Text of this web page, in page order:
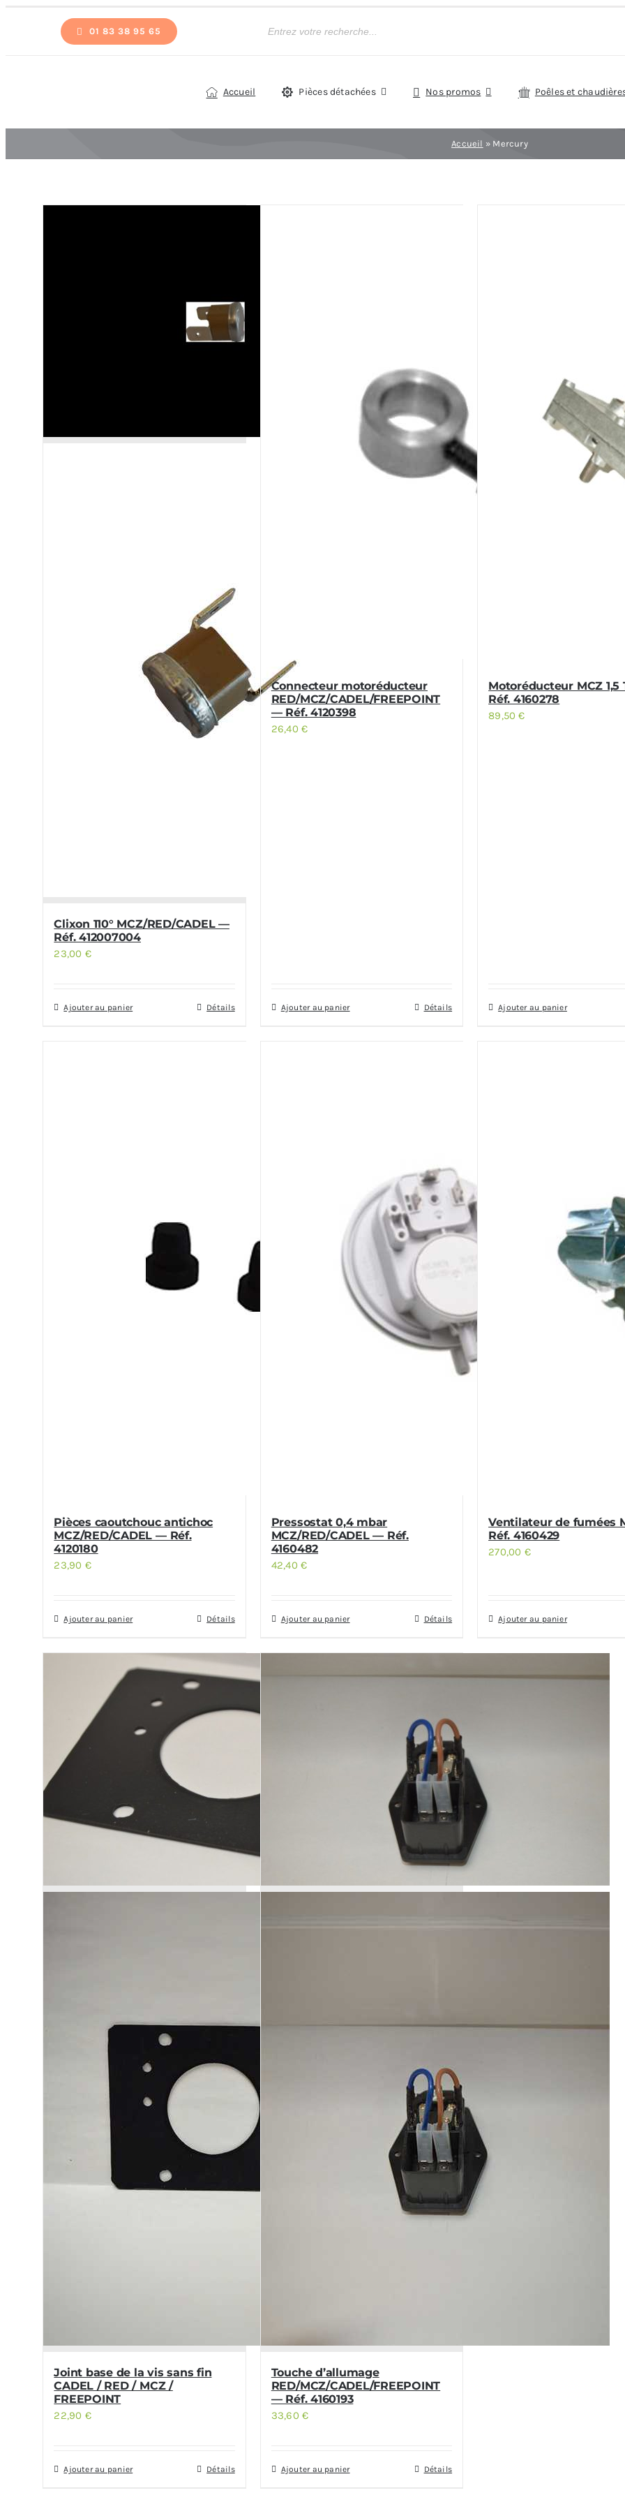
01 83 38 95 65
de
Accueil Pièces détachées Nos promos Poêles et
Accueil » Mercury
Clixon 110° MCZ/RED/CADEL —
Réf. 412007004
23,00 €
Ajouter au panier Détails
Connecteur motoréducteur
RED/MCZ/CADEL/FREEPOINT
— Réf. 4120398
26,40€
Ajouter au panier Détails
Motoréducteur MCZ 1,5
Réf. 4160278
89,50€
Ajouter au panier
Pièces caoutchouc antichoc
MCZ/RED/CADEL — Réf.
4120180
23,90 €
Ajouter au panier Détails
Pressostat 0,4 mbar
MCZ/RED/CADEL — Réf.
4160482
42,40€
Ajouter au panier Détails
Ventilateur de fumées
Réf. 4160429
270,00 €
Ajouter au panier
Joint base de la vis sans fin
CADEL / RED / MCZ /
FREEPOINT
22,90 €
Ajouter au panier Détails
Touche d’allumage
RED/MCZ/CADEL/FREEPOINT
— Réf. 4160193
33,60€
Ajouter au panier Détails